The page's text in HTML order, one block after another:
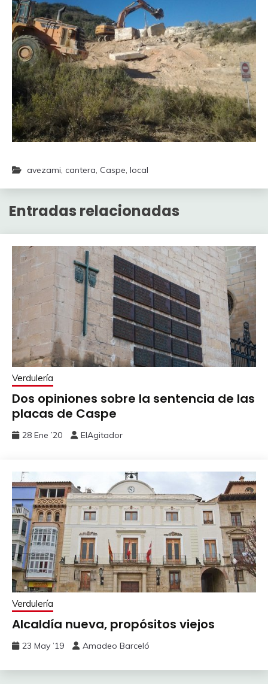
avezami, cantera, Caspe, local
Entradas relacionadas
Verdulería
Dos opiniones sobre la sentencia de las
placas de Caspe
28 Ene ’20 ElAgitador
Verdulería
Alcaldía nueva, propósitos viejos
23 May ’19 Amadeo Barceló